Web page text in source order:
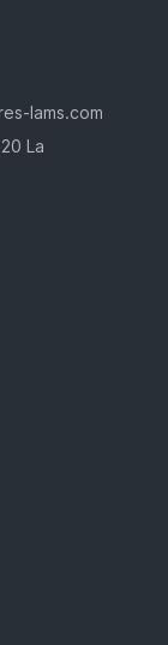
lams.com
La